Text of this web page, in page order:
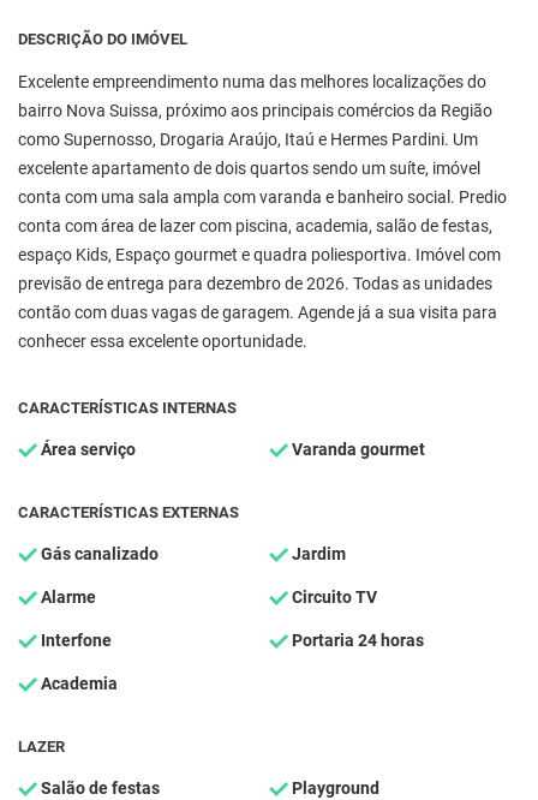
DESCRIÇÃO DO IMÓVEL
Excelente empreendimento numa das melhores localizações do
bairro Nova Suissa, próximo aos principais comércios da Região
como Supernosso, Drogaria Araújo, Itaú e Hermes Pardini. Um
excelente apartamento de dois quartos sendo um suíte, imóvel
conta com uma sala ampla com varanda e banheiro social. Predio
conta com área de lazer com piscina, academia, salão de festas,
espaço Kids, Espaço gourmet e quadra poliesportiva. Imóvel com
previsão de entrega para dezembro de 2026. Todas as unidades
contão com duas vagas de garagem. Agende já a sua visita para
conhecer essa excelente oportunidade.
CARACTERÍSTICAS INTERNAS
Área serviço Varanda gourmet
CARACTERÍSTICAS EXTERNAS
Gás canalizado Jardim
Alarme Circuito TV
Interfone Portaria 24 horas
Academia
LAZER
Salão de festas Playground